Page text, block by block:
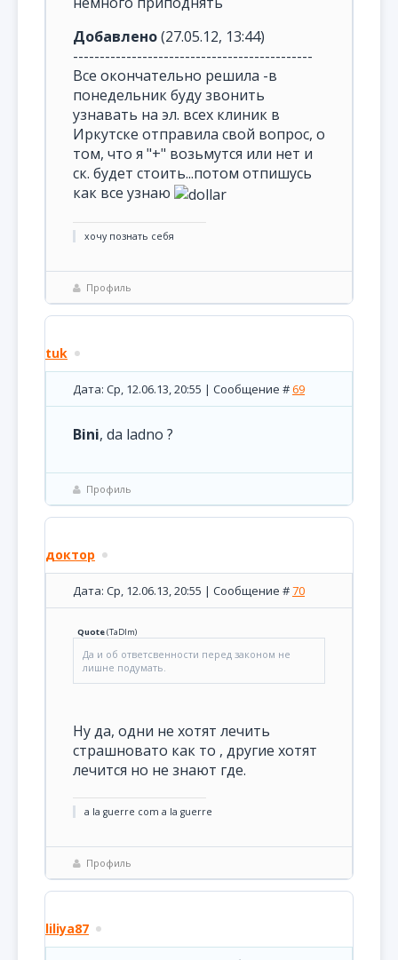
Добавлено(27.05.12, 13:44)
---------------------------------------------
Все окончательно решила -в
понедельник буду звонить
узнавать на эл. всех клиник в
Иркутске отправила свой вопрос, о
том, что я "+" возьмутся или нет и
ск. будет стоить...потом отпишусь
как все узнаю
хочу познать себя
Профиль
tuk
Дата: Ср, 12.06.13, 20:55 | Сообщение #69
Bini, da ladno ?
Профиль
доктор
Дата: Ср, 12.06.13, 20:55 | Сообщение #70
Quote(TaDIm)
Да и об ответсвенности перед законом не
лишне подумать.
Ну да, одни не хотят лечить
страшновато как то , другие хотят
лечится но не знают где.
a la guerre com a la guerre
Профиль
liliya87